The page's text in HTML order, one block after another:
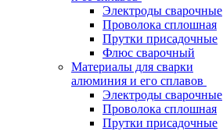
Электроды сварочные
Проволока сплошная
Прутки присадочные
Флюс сварочный
Материалы для сварки
алюминия и его сплавов
Электроды сварочные
Проволока сплошная
Прутки присадочные